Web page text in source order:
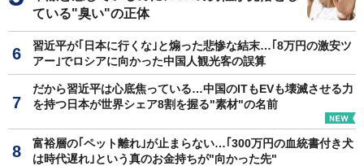
ている"臭い"の正体
習近平が｢日本に行くな｣と煽った悲惨な結末…｢8万円の激安ツ
アー｣でロシアに向かった中国人観光客の誤算
だから習近平は心底焦っている…中国のITもEVも壊滅させる力
を持つ日本が世界シェア8割を握る"素材"の名前
富裕層の｢ペット離れ｣が止まらない…｢300万円の血統書付き犬
は時代遅れ｣という真のお金持ちが"向かった先"